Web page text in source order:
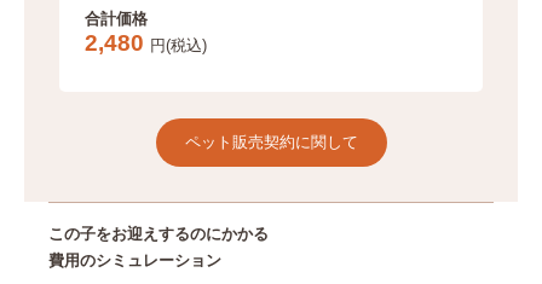
合計価格
2,480 円(税込)
ペット販売契約に関して
この子をお迎えするのにかかる
費用のシミュレーション